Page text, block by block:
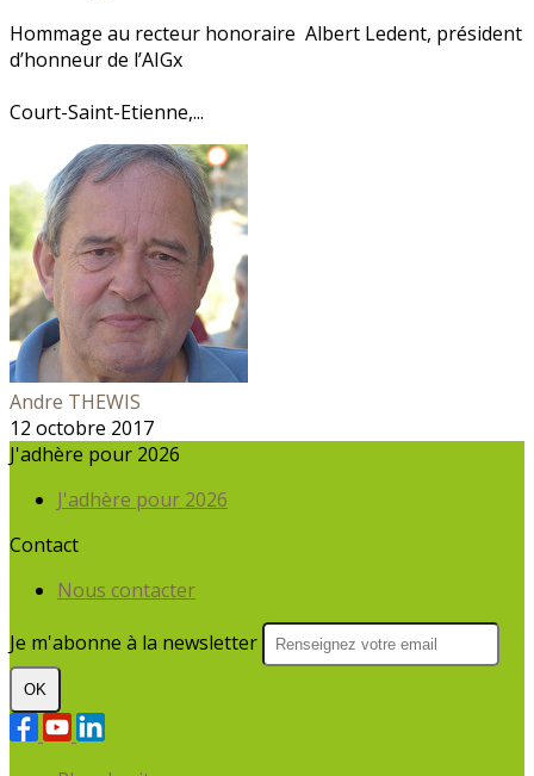
Hommage au recteur honoraire Albert Ledent, président
d’honneur de l’AIGx
Court-Saint-Etienne,...
Andre THEWIS
12 octobre 2017
J'adhère pour 2026
J'adhère pour 2026
Contact
Nous contacter
Je m'abonne à la newsletter
OK